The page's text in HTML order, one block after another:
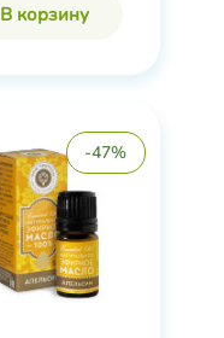
В корзину
-47%